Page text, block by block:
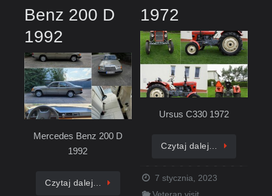
Benz 200 D
1992
Mercedes Benz 200 D
1992
Czytaj dalej…
1972
Ursus C330 1972
Czytaj dalej…
7 stycznia, 2023